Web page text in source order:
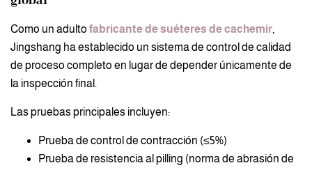
Como un adulto fabricante de suéteres de cachemir,
Jingshang ha establecido un sistema de control de calidad
de proceso completo en lugar de depender únicamente de
la inspección final.
Las pruebas principales incluyen:
Prueba de control de contracción (≤5%)
Prueba de resistencia al pilling (norma de abrasión de